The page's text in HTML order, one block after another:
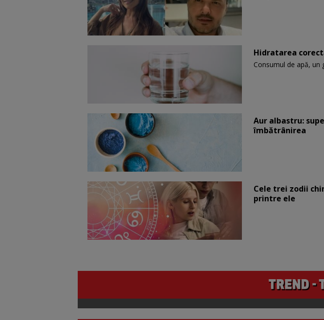
Hidratarea
Consumul de apă, un
Aur albastru:
îmbătrânirea
Cele trei zodii
printre ele